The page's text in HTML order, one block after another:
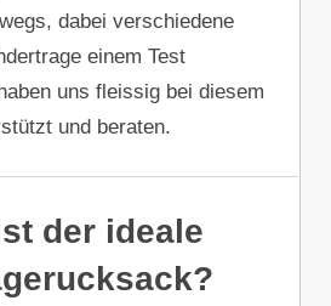
dabei verschiedene
einem Test
uns fleissig bei diesem
und beraten.
der ideale